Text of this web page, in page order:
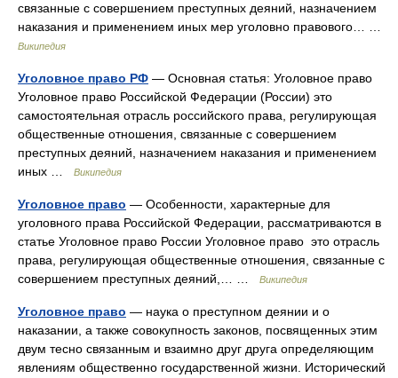
связанные с совершением преступных деяний, назначением
наказания и применением иных мер уголовно правового… …
Википедия
Уголовное право РФ — Основная статья: Уголовное право
Уголовное право Российской Федерации (России) это
самостоятельная отрасль российского права, регулирующая
общественные отношения, связанные с совершением
преступных деяний, назначением наказания и применением
иных …
Википедия
Уголовное право — Особенности, характерные для
уголовного права Российской Федерации, рассматриваются в
статье Уголовное право России Уголовное право это отрасль
права, регулирующая общественные отношения, связанные с
совершением преступных деяний,… …
Википедия
Уголовное право — наука о преступном деянии и о
наказании, а также совокупность законов, посвященных этим
двум тесно связанным и взаимно друг друга определяющим
явлениям общественно государственной жизни. Исторический